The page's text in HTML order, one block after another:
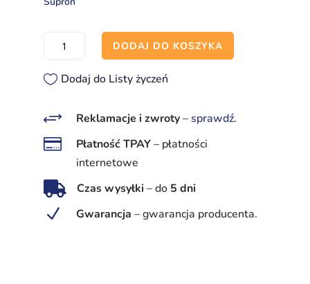
ilość
na
bezpieczeństwa
pożarowego
DODAJ DO KOSZYKA
Dodaj do Listy życzeń
+ Reklamacje i zwroty–sprawdź.
 Płatność TPAY– płatności
internetowe
 Czas wysyłki–do 5 dni
N Gwarancja –gwarancja producenta.